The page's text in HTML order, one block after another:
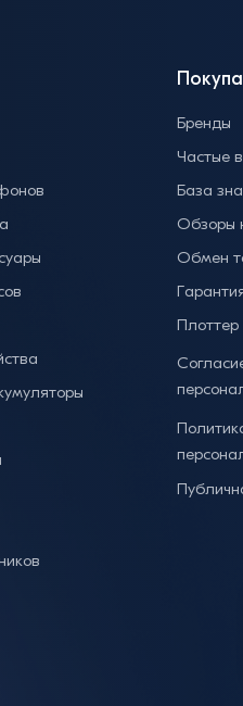
Бренды
Частые
База
Обзоры
Обмен
Плоттер